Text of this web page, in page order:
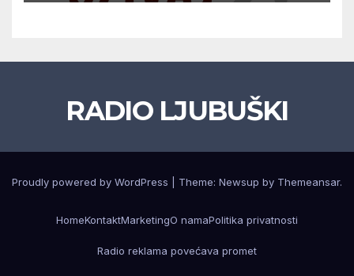
RADIO LJUBUŠKI
Proudly powered by WordPress Theme: Newsup by Themeansar.
HomeKontaktMarketingO namaPolitika privatnosti
Radio reklama povećava promet